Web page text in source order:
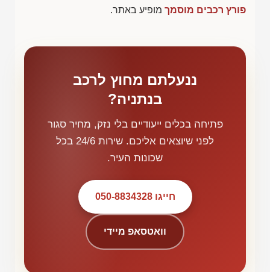
פורץ רכבים מוסמך מופיע באתר.
ננעלתם מחוץ לרכב
בנתניה?
פתיחה בכלים ייעודיים בלי נזק, מחיר סגור
לפני שיוצאים אליכם. שירות 24/6 בכל
שכונות העיר.
חייגו 050-8834328
וואטסאפ מיידי